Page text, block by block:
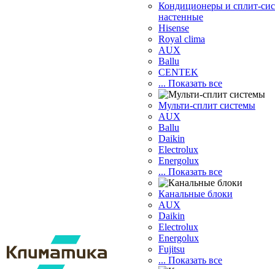
Кондиционеры и сплит-
настенные
Hisense
Royal clima
AUX
Ballu
CENTEK
... Показать все
Мульти-сплит системы
AUX
Ballu
Daikin
Electrolux
Energolux
... Показать все
Канальные блоки
AUX
Dаikin
Electrolux
Energolux
Fujitsu
... Показать все